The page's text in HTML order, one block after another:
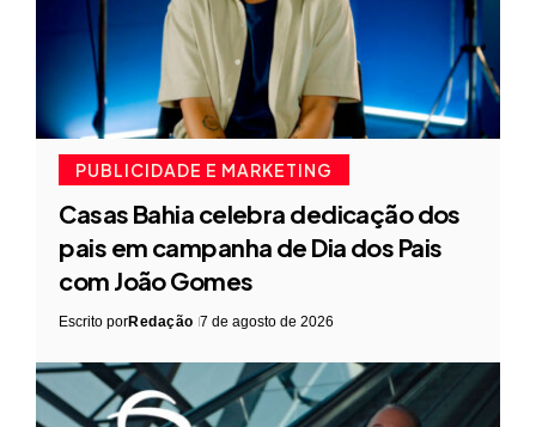
PUBLICIDADE E MARKETING
Casas Bahia celebra dedicação dos
pais em campanha de Dia dos Pais
com João Gomes
Escrito porRedação 7 de agosto de 2026